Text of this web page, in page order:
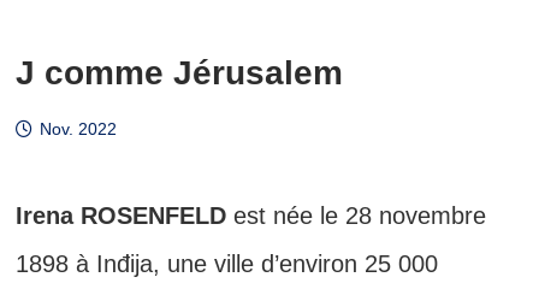
J comme Jérusalem
Nov. 2022
Irena ROSENFELDest née le 28 novembre
1898 à Inđija, une ville d’environ 25 000